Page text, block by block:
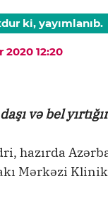
ki, yayımlanıb.
2020 12:20
və bel
hazırda
Mərkəzi